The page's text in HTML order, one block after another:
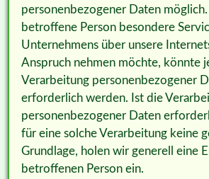
personenbezogener Daten
betroffene Person besondere
Unternehmens über unsere
Anspruch nehmen möchte, könnte
Verarbeitung personenbezogener
erforderlich werden. Ist die
personenbezogener Daten
für eine solche Verarbeitung keine
Grundlage, holen wir generell eine
betroffenen Person ein.